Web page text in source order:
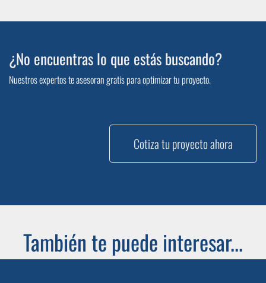
¿No encuentras lo que estás buscando?
Nuestros expertos te asesoran gratis para optimizar tu proyecto.
Cotiza tu proyecto ahora
También te puede interesar...